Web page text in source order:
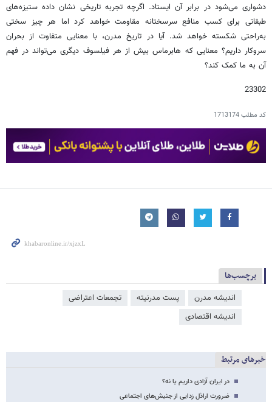
دشواری می‌شود در برابر آن ایستاد. اگرچه تجربه تاریخی نشان داده ستیزه‌های
طبقاتی برای کسب منافع سرسختانه مقاومت خواهد کرد اما هر چیز سختی
به‌راحتی شکسته خواهد شد. آیا در تاریخ مدرن، با معنایی متفاوت از بحران
سروکار داریم؟ معنایی که هابرماس بیش از هر فیلسوف دیگری می‌تواند در فهم
آن به ما کمک کند؟
23302
کد مطلب1713174
برچسب‌ها
اندیشه مدرن پست مدرنیته
تجمعات اعتراضی
اندیشه اقتصادی
خبرهای مرتبط
در ایران آزادی داریم یا نه؟
ضرورت اراذل زدایی از جنبش‌های اجتماعی